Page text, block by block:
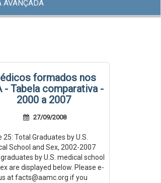
AVANÇADA
formados nos
- Tabela comparativa -
2000 a 2007
27/09/2008
25: Total Graduates by U.S.
School and Sex, 2002-2007
by U.S. medical school
are displayed below. Please e-
at facts@aamc.org if you